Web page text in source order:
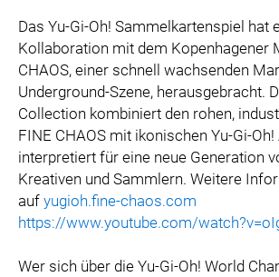
Das Yu-Gi-Oh! Sammelkartenspiel hat
Kollaboration mit dem Kopenhagener
CHAOS, einer schnell wachsenden
Underground-Szene, herausgebracht.
Collection kombiniert den rohen,
FINE CHAOS mit ikonischen Yu-Gi-
interpretiert für eine neue Generation
Kreativen und Sammlern. Weitere
auf yugioh.fine-chaos.com
https://www.youtube.com/
Wer sich über die Yu-Gi-Oh! World